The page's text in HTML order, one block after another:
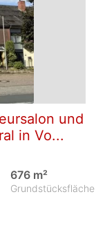
und
in Vo...
Grundstücksfläche
676 m²